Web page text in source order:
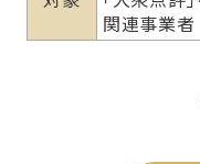
関連事業者